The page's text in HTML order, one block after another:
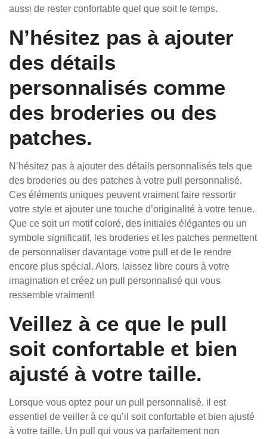
aussi de rester confortable quel que soit le temps.
N’hésitez pas à ajouter
des détails
personnalisés comme
des broderies ou des
patches.
N’hésitez pas à ajouter des détails personnalisés tels que
des broderies ou des patches à votre pull personnalisé.
Ces éléments uniques peuvent vraiment faire ressortir
votre style et ajouter une touche d’originalité à votre tenue.
Que ce soit un motif coloré, des initiales élégantes ou un
symbole significatif, les broderies et les patches permettent
de personnaliser davantage votre pull et de le rendre
encore plus spécial. Alors, laissez libre cours à votre
imagination et créez un pull personnalisé qui vous
ressemble vraiment!
Veillez à ce que le pull
soit confortable et bien
ajusté à votre taille.
Lorsque vous optez pour un pull personnalisé, il est
essentiel de veiller à ce qu’il soit confortable et bien ajusté
à votre taille. Un pull qui vous va parfaitement non